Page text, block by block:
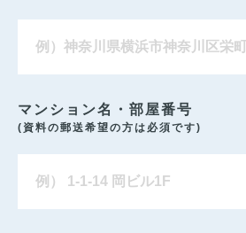
マンション名・部屋番号
(資料の郵送希望の方は必須です)